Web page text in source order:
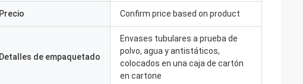
Precio Confirm price based on product
Detalles de empaquetado
Envases tubulares a prueba de
polvo, agua y antistáticos,
colocados en una caja de cartón
en cartone